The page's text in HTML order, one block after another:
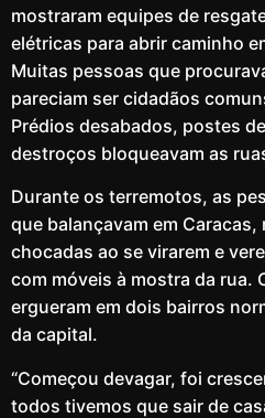
mostraram equipes de
elétricas para abrir caminho
Muitas pessoas que
pareciam ser cidadãos
Prédios desabados, postes
destroços bloqueavam as
Durante os terremotos, as
que balançavam em
chocadas ao se virarem e
com móveis à mostra da rua.
ergueram em dois bairros
da capital.
“Começou devagar, foi
todos tivemos que sair de